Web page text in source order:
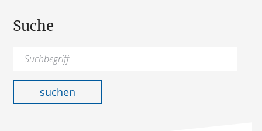
Suche
Suchen
suchen